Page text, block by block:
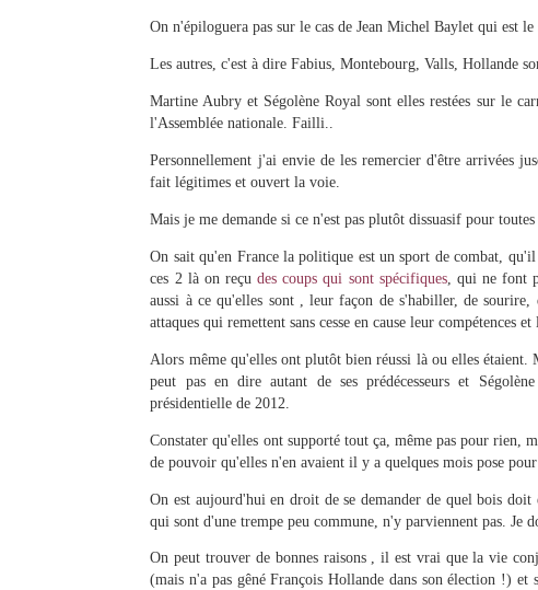
On n'épiloguera pas sur le cas de Jean Michel Baylet qui est
Les autres, c'est à dire Fabius, Montebourg, Valls, Hollande
Martine Aubry et Ségolène Royal sont elles restées sur le
l'Assemblée nationale. Failli..
Personnellement j'ai envie de les remercier d'être arrivées
fait légitimes et ouvert la voie.
Mais je me demande si ce n'est pas plutôt dissuasif pour toutes
On sait qu'en France la politique est un sport de combat,
ces 2 là on reçudes coups qui sont spécifiques, qui ne font
aussi à ce qu'elles sont , leur façon de s'habiller, de
attaques qui remettent sans cesse en cause leur compétences
Alors même qu'elles ont plutôt bien réussi là ou elles
peut pas en dire autant de ses prédécesseurs et
présidentielle de 2012.
Constater qu'elles ont supporté tout ça, même pas pour rien,
de pouvoir qu'elles n'en avaient il y a quelques mois pose
On est aujourd'hui en droit de se demander de quel bois
qui sont d'une trempe peu commune, n'y parviennent pas. Je
On peut trouver de bonnes raisons , il est vrai que la vie
(mais n'a pas gêné François Hollande dans son élection !)